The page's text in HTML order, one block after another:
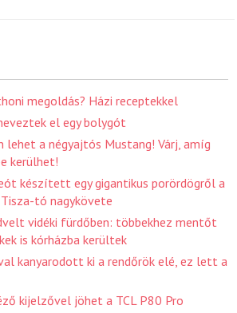
megoldás? Házi receptekkel
el egy bolygót
lehet a négyajtós Mustang! Várj, amíg
kerülhet!
készített egy gigantikus porördögről a
tó nagykövete
vidéki fürdőben: többekhez mentőt
is kórházba kerültek
kanyarodott ki a rendőrök elé, ez lett a
kijelzővel jöhet a TCL P80 Pro